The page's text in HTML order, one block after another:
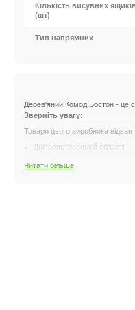
Кількість висувних
(шт)
Тип напрямних
Дерев'яний Комод Бостон - це
Зверніть увагу:
Товари цього виробника
Дніпропетровській області
Запорізькій області
Читати більше